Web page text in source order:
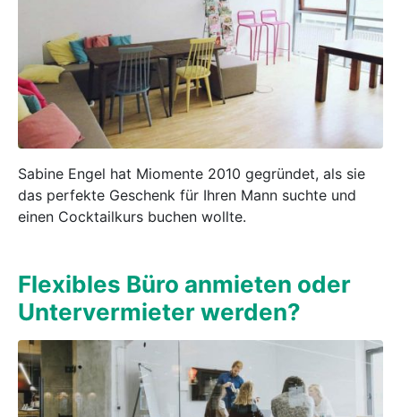
Sabine Engel hat Miomente 2010 gegründet, als sie
das perfekte Geschenk für Ihren Mann suchte und
einen Cocktailkurs buchen wollte.
Flexibles Büro anmieten oder
Untervermieter werden?